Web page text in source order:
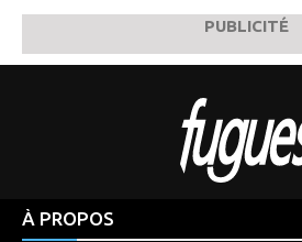
PUBLICITÉ
À PROPOS